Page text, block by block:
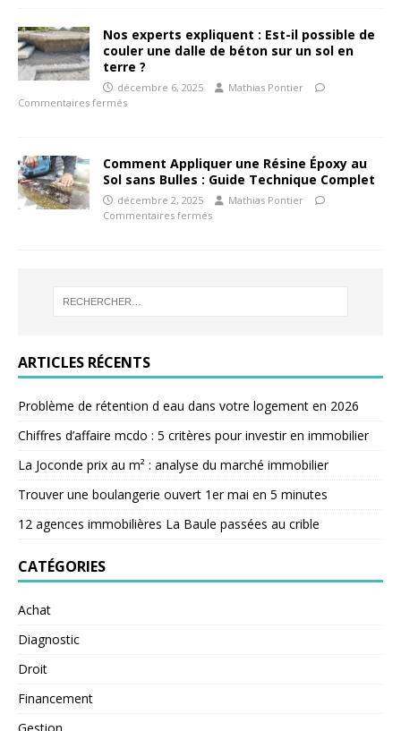
Nos experts expliquent : Est-il possible de
couler une dalle de béton sur un sol en
terre ?
décembre 6, 2025
Mathias Pontier
Commentaires fermés
Comment Appliquer une Résine Époxy au
Sol sans Bulles : Guide Technique Complet
décembre 2, 2025
Mathias Pontier
Commentaires fermés
ARTICLES RÉCENTS
Problème de rétention d eau dans votre logement en 2026
Chiffres d’affaire mcdo : 5 critères pour investir en immobilier
La Joconde prix au m² : analyse du marché immobilier
Trouver une boulangerie ouvert 1er mai en 5 minutes
12 agences immobilières La Baule passées au crible
CATÉGORIES
Achat
Diagnostic
Droit
Financement